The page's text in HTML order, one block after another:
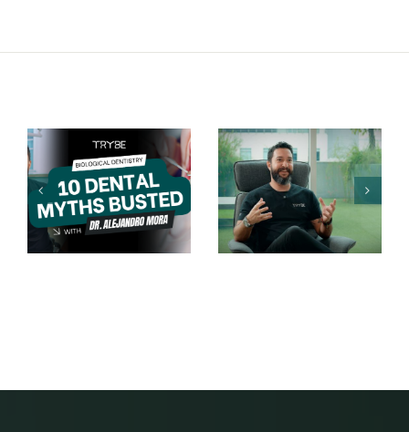
Empastes
dentales
biológicos:
Qué son y
por qué son
Le dolía el
oído hace
años. La
solución
estaba en
sus dientes.